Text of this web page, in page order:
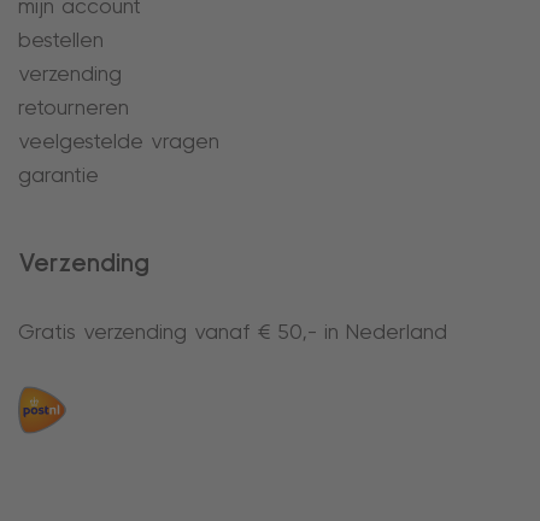
mijn account
bestellen
verzending
retourneren
veelgestelde vragen
garantie
Verzending
Gratis verzending vanaf € 50,- in Nederland